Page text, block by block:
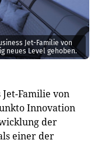
Jet-Familie von
neues Level gehoben.
Jet-Familie von
Innovation
der
einer der